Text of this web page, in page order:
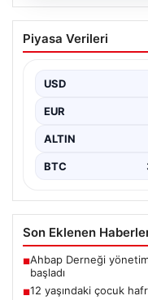
12 yaşındaki
gölette boğuldu
Oluşan Gölette
Piyasa Verileri
USD
EUR
ALTIN
BTC
Son Eklenen
■Ahbap Derneği
başladı
■12 yaşındaki çocuk